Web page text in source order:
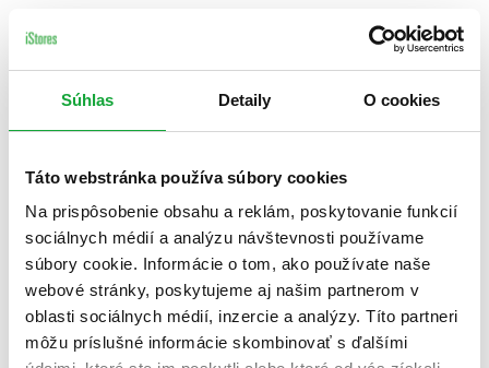
Súhlas Detaily O cookies
Táto webstránka používa súbory cookies
Na prispôsobenie obsahu a reklám, poskytovanie funkcií
sociálnych médií a analýzu návštevnosti používame
súbory cookie. Informácie o tom, ako používate naše
webové stránky, poskytujeme aj našim partnerom v
oblasti sociálnych médií, inzercie a analýzy. Títo partneri
môžu príslušné informácie skombinovať s ďalšími